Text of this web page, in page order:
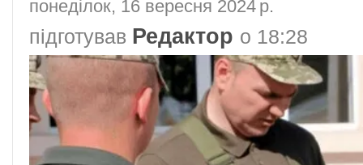
понеділок, 16 вересня 2024 р.
підготував Редактор о 18:28